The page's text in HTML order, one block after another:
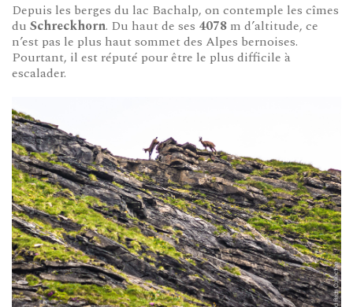
Depuis les berges du lac Bachalp, on contemple les cîmes
du Schreckhorn. Du haut de ses 4078 m d’altitude, ce
n’est pas le plus haut sommet des Alpes bernoises.
Pourtant, il est réputé pour être le plus difficile à
escalader.